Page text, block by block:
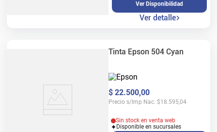
Ver Disponibilidad
Ver detalle
Tinta Epson 504 Cyan
$ 22.500,00
Precio s/Imp Nac. $18.595,04
Sin stock en venta web
Disponible en sucursales